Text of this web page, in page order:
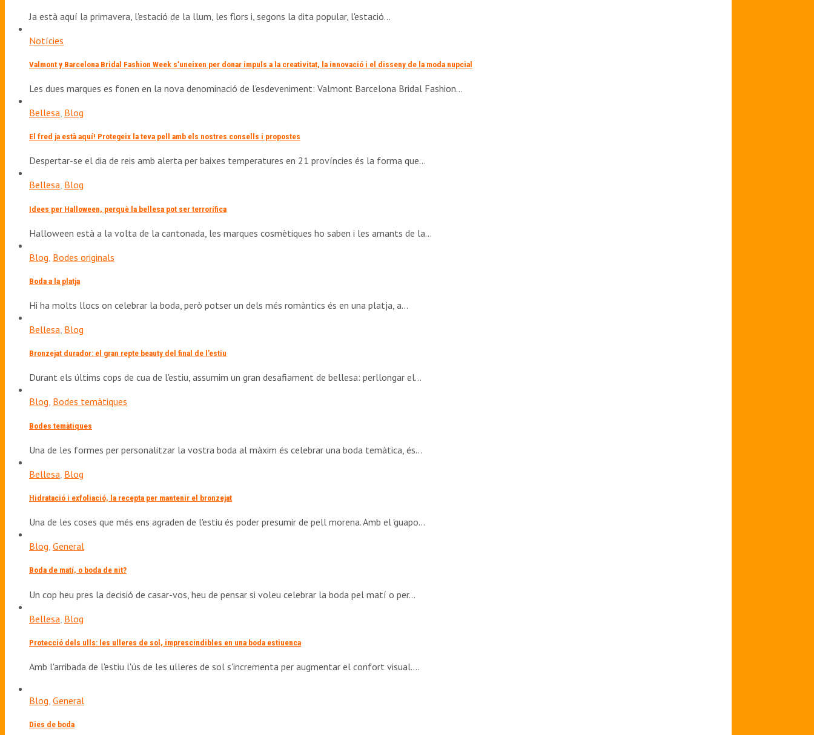
Ja està aquí la primavera, l'estació de la llum, les flors i, segons la dita popular, l'estació…
Notícies
Valmont y Barcelona Bridal Fashion Week s’uneixen per donar impuls a la creativitat, la innovació i el disseny de la moda nupcial
Les dues marques es fonen en la nova denominació de l'esdeveniment: Valmont Barcelona Bridal Fashion…
Bellesa, Blog
El fred ja està aquí! Protegeix la teva pell amb els nostres consells i propostes
Despertar-se el dia de reis amb alerta per baixes temperatures en 21 províncies és la forma que…
Bellesa, Blog
Idees per Halloween, perquè la bellesa pot ser terrorífica
Halloween està a la volta de la cantonada, les marques cosmètiques ho saben i les amants de la…
Blog Bodes originals
Boda a la platja
Hi ha molts llocs on celebrar la boda, però potser un dels més romàntics és en una platja, a…
Bellesa, Blog
Bronzejat durador: el gran repte beauty del final de l’estiu
Durant els últims cops de cua de l'estiu, assumim un gran desafiament de bellesa: perllongar el…
Blog, Bodes temàtiques
Bodes temàtiques
Una de les formes per personalitzar la vostra boda al màxim és celebrar una boda temàtica, és…
Bellesa Blog
Hidratació i exfoliació, la recepta per mantenir el bronzejat
Una de les coses que més ens agraden de l'estiu és poder presumir de pell morena. Amb el 'guapo…
Blog, General
Boda de matí, o boda de nit?
Un cop heu pres la decisió de casar-vos, heu de pensar si voleu celebrar la boda pel matí o per…
Bellesa Blog
Protecció dels ulls: les ulleres de sol, imprescindibles en una boda estiuenca
Amb l'arribada de l'estiu l'ús de les ulleres de sol s'incrementa per augmentar el confort visual.…
Blog General
Dies de boda